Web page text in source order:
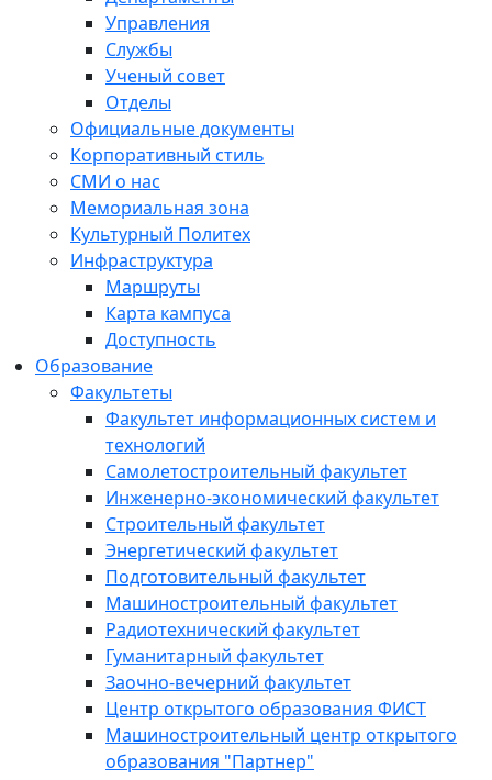
Управления
Службы
Ученый совет
Отделы
Официальные документы
Корпоративный стиль
СМИ о нас
Мемориальная зона
Культурный Политех
Инфраструктура
Маршруты
Карта кампуса
Доступность
Образование
Факультеты
Факультет информационных систем и
технологий
Самолетостроительный факультет
Инженерно-экономический факультет
Строительный факультет
Энергетический факультет
Подготовительный факультет
Машиностроительный факультет
Радиотехнический факультет
Гуманитарный факультет
Заочно-вечерний факультет
Центр открытого образования ФИСТ
Машиностроительный центр открытого
образования "Партнер"